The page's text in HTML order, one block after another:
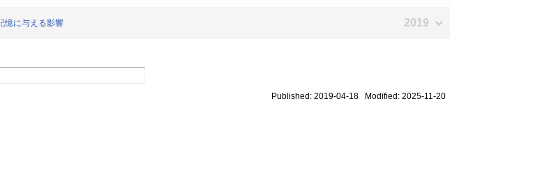
憶に与える影響 2019
Published: 2019-04-18 Modified: 2025-11-20